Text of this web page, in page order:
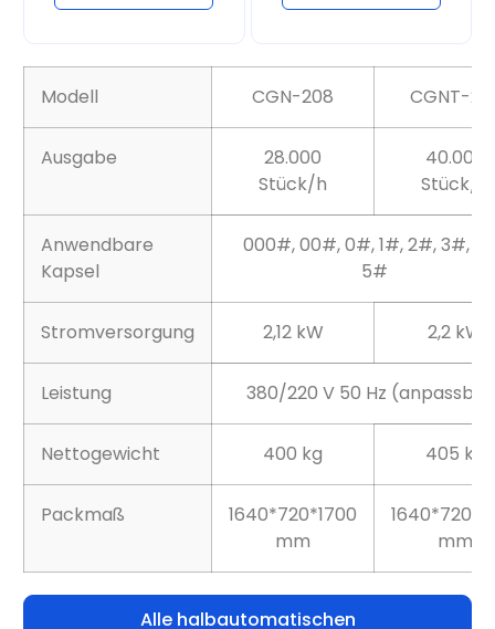
Modell CGN-208 CGNT-
Ausgabe
28.000
Stück/h
40.000
Stück/h
Anwendbare
Kapsel
000#, 00#, 0#, 1#, 2#, 3#,
5#
Stromversorgung 2,12 kW 2,2 kW
Leistung 380/220 V 50 Hz
Nettogewicht 400 kg 405 kg
Packmaß
1640*720*1700
mm
mm
Alle halbautomatischen